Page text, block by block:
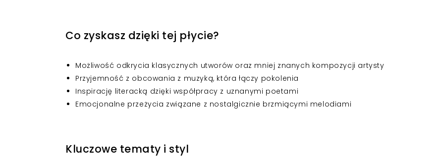
Co zyskasz dzięki tej płycie?
Możliwość odkrycia klasycznych utworów oraz mniej znanych kompozycji artysty
Przyjemność z obcowania z muzyką, która łączy pokolenia
Inspirację literacką dzięki współpracy z uznanymi poetami
Emocjonalne przeżycia związane z nostalgicznie brzmiącymi melodiami
Kluczowe tematy i styl